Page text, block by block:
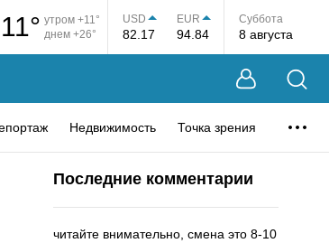
утром +11°
днем +26°
USD
82.17
EUR
94.84
Суббота
8 августа
Недвижимость Точка зрения
Последние комментарии
читайте внимательно, смена это 8-10